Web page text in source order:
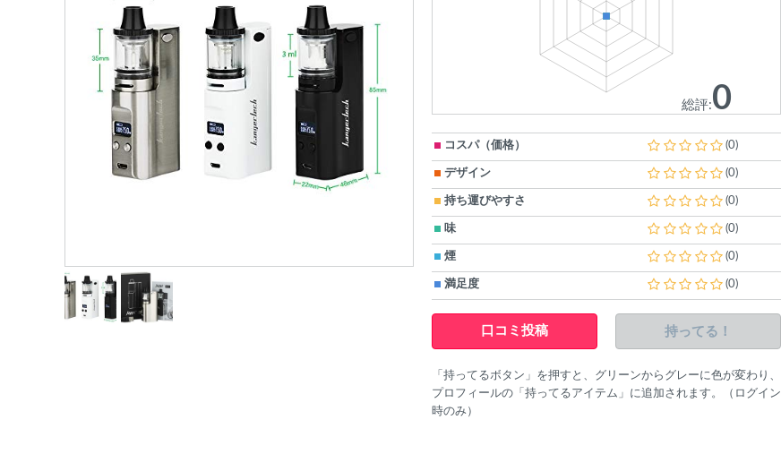
互換機
コラム
POD
ショップ情報
総評:0
コスパ（価格） (0)
デザイン (0)
持ち運びやすさ (0)
味 (0)
煙 (0)
満足度 (0)
口コミ投稿 持ってる！
「持ってるボタン」を押すと、グリーンからグレーに色が変わり、
プロフィールの「持ってるアイテム」に追加されます。（ログイン
時のみ）